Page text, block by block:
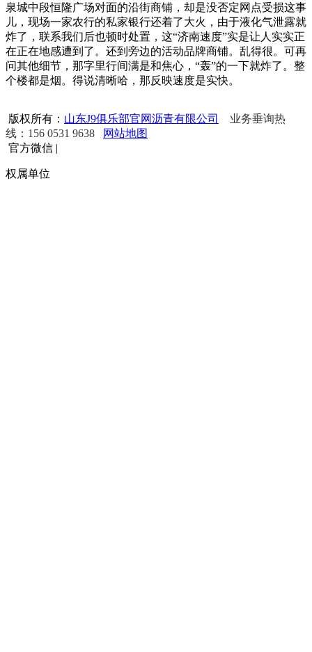
泉城中段恒隆广场对面的沿街商铺，却是没否定网点受损这事
儿，现场一家农行的私家银行还着了大火，由于液化气泄露就
炸了，联系我们后也顿时处置，这“济南速度”实是让人实实正
在正在地感遭到了。还到旁边的活动品牌商铺。乱得很。可再
问其他细节，那字里行间满是和焦心，“轰”的一下就炸了。整
个楼都是烟。得说清晰哈，那反映速度是实快。
版权所有： 山东J9俱乐部官网沥青有限公司
业务垂询热
线：156 0531 9638
网站地图
官方微信 |
权属单位